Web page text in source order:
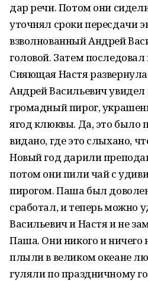
дар речи. Потом они
уточнял сроки пересдачи
взволнованный Андрей
головой. Затем
Сияющая Настя развернула
Андрей Васильевич увидел
громадный пирог,
ягод клюквы. Да, это было
видано, где это слыхано,
Новый год дарили
потом они пили чай с
пирогом. Паша был
сработал, и теперь можно
Васильевич и Настя и не
Паша. Они никого и ничего
плыли в великом океане
гуляли по праздничному